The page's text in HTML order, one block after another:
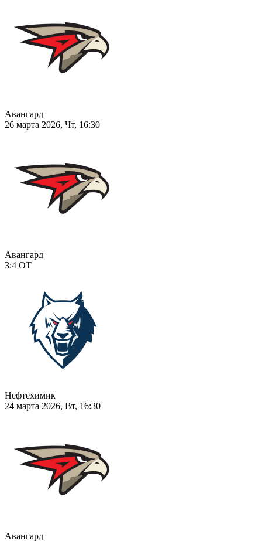
Авангард
26 марта 2026, Чт, 16:30
Авангард
3:4 ОТ
Нефтехимик
24 марта 2026, Вт, 16:30
Авангард